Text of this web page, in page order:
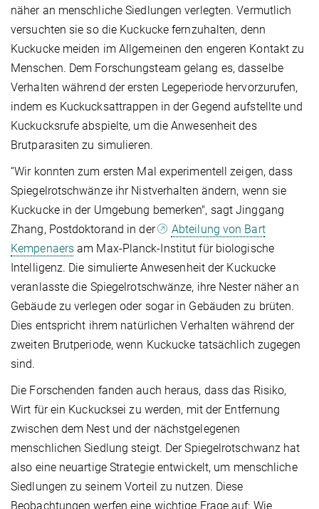
näher an menschliche Siedlungen verlegten. Vermutlich
versuchten sie so die Kuckucke fernzuhalten, denn
Kuckucke meiden im Allgemeinen den engeren Kontakt zu
Menschen. Dem Forschungsteam gelang es, dasselbe
Verhalten während der ersten Legeperiode hervorzurufen,
indem es Kuckucksattrappen in der Gegend aufstellte und
Kuckucksrufe abspielte, um die Anwesenheit des
Brutparasiten zu simulieren.
“Wir konnten zum ersten Mal experimentell zeigen, dass
Spiegelrotschwänze ihr Nistverhalten ändern, wenn sie
Kuckucke in der Umgebung bemerken", sagt Jinggang
Zhang, Postdoktorand in der
Abteilung von Bart
Kempenaers am Max-Planck-Institut für biologische
Intelligenz. Die simulierte Anwesenheit der Kuckucke
veranlasste die Spiegelrotschwänze, ihre Nester näher an
Gebäude zu verlegen oder sogar in Gebäuden zu brüten.
Dies entspricht ihrem natürlichen Verhalten während der
zweiten Brutperiode, wenn Kuckucke tatsächlich zugegen
sind.
Die Forschenden fanden auch heraus, dass das Risiko,
Wirt für ein Kuckucksei zu werden, mit der Entfernung
zwischen dem Nest und der nächstgelegenen
menschlichen Siedlung steigt. Der Spiegelrotschwanz hat
also eine neuartige Strategie entwickelt, um menschliche
Siedlungen zu seinem Vorteil zu nutzen. Diese
Beobachtungen werfen eine wichtige Frage auf: Wie